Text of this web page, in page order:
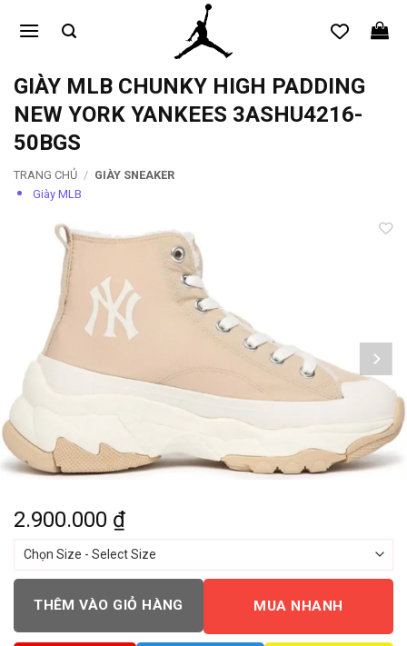
qua
dungGIÀY MLB CHUNKY HIGH PADDING
NEW YORK YANKEES 3ASHU4216-
50BGS
TRANG CHỦ / GIÀY SNEAKER
Giày MLB
2.900.000 ₫
THÊM VÀO GIỎ HÀNG MUA NHANH